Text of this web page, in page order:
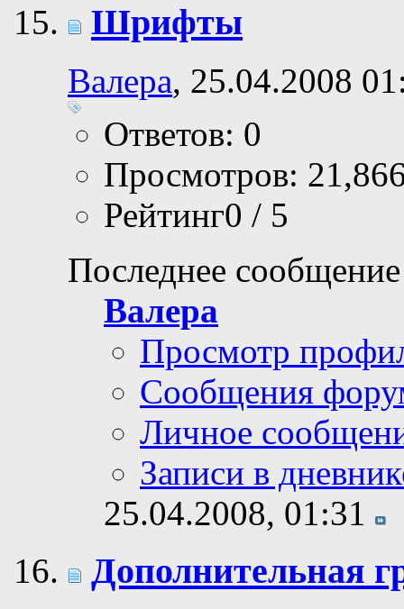
Шрифты
Валера, 25.04.2008
Ответов: 0
Просмотров:
Рейтинг0 / 5
Последнее
Валера
Просмотр
Сообщения
Личное
Записи в
25.04.2008, 01:31
Дополнительная